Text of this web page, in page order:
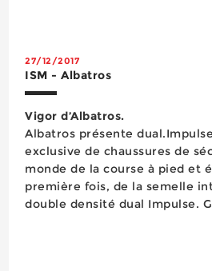
27/12/2017
ISM - Albatros
Vigor d’Albatros.
Albatros présente
exclusive de chaussures de
monde de la course à pied et
première fois, de la semelle
double densité dual Impulse.